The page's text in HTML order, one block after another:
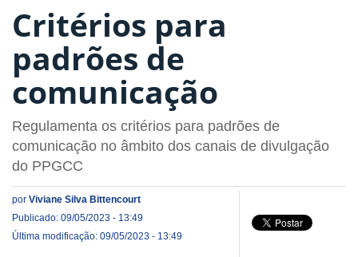
Critérios para
padrões de
comunicação
Regulamenta os critérios para padrões de
comunicação no âmbito dos canais de divulgação
do PPGCC
por Viviane Silva Bittencourt
Publicado: 09/05/2023 - 13:49
Última modificação: 09/05/2023 - 13:49